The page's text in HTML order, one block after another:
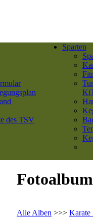
des TSV
Sparten
Fotoalbum
Alle Alben >>> Karate